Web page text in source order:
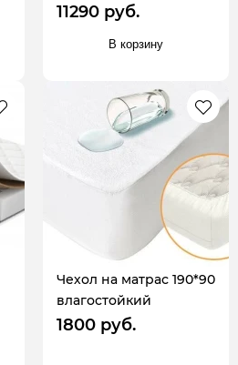
11290 руб.
В корзину
Чехол на матрас 190*90
влагостойкий
1800 руб.